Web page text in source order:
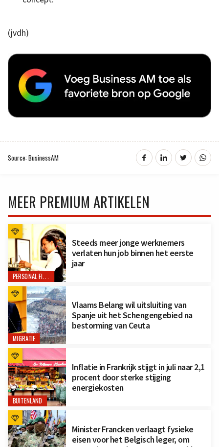
(jvdh)
Source: BusinessAM
MEER PREMIUM ARTIKELEN
PERSONAL FINANCE
Steeds meer jonge werknemers
verlaten hun job binnen het eerste
jaar
MIGRATIE
Vlaams Belang wil uitsluiting van
Spanje uit het Schengengebied na
bestorming van Ceuta
BUITENLAND
Inflatie in Frankrijk stijgt in juli naar 2,1
procent door sterke stijging
energiekosten
Minister Francken verlaagt fysieke
eisen voor het Belgisch leger, om